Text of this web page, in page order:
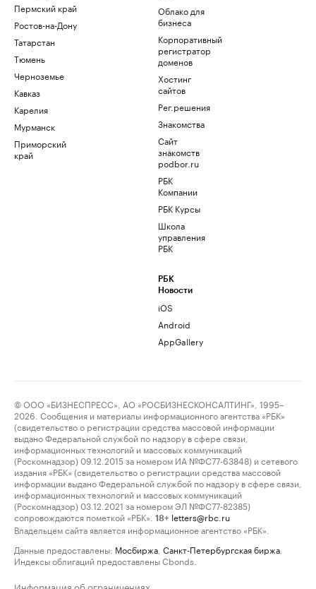
Пермский край
Ростов-на-Дону
Татарстан
Тюмень
Черноземье
Кавказ
Карелия
Мурманск
Приморский
край
Облако для
бизнеса
Корпоративный
регистратор
доменов
Хостинг
сайтов
Рег.решения
Знакомства
Сайт
знакомств
podbor.ru
РБК
Компании
РБК Курсы
Школа
управления
РБК
РБК
Новости
iOS
Android
AppGallery
© ООО «БИЗНЕСПРЕСС», АО «РОСБИЗНЕСКОНСАЛТИНГ», 1995–
2026. Сообщения и материалы информационного агентства «РБК»
(свидетельство о регистрации средства массовой информации
выдано Федеральной службой по надзору в сфере связи,
информационных технологий и массовых коммуникаций
(Роскомнадзор) 09.12.2015 за номером ИА №ФС77-63848) и сетевого
издания «РБК» (свидетельство о регистрации средства массовой
информации выдано Федеральной службой по надзору в сфере связи,
информационных технологий и массовых коммуникаций
(Роскомнадзор) 03.12.2021 за номером ЭЛ №ФС77-82385)
сопровождаются пометкой «РБК».
18+ letters@rbc.ru
Владельцем сайта является информационное агентство «РБК».
Данные предоставлены: Мосбиржа Санкт-Петербургская биржа
Индексы облигаций предоставлены Cbonds.